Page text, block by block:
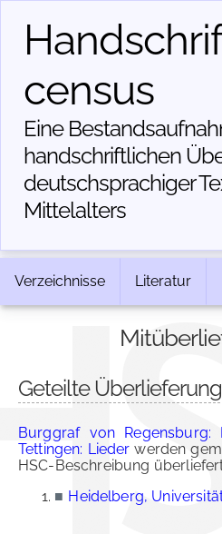
census
Eine
handschriftlichen
deutschsprachiger
Mittelalters
Verzeichnisse Literatur
Geteilte Überlieferung
Burggraf von Regensburg:
Tettingen: Lieder werden
HSC-Beschreibung
■ Heidelberg,